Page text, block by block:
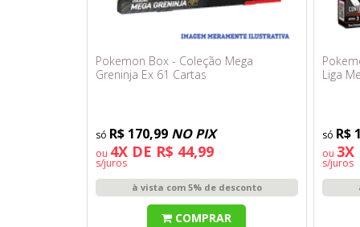
Pokemon Box - Coleção Mega
Greninja Ex 61 Cartas
R$ 170,99 NO PIX
ou 4X DE R$ 44,99
s/juros
à vista com 5% de desconto
COMPRAR
Liga
R$
ou 3X
s/juros